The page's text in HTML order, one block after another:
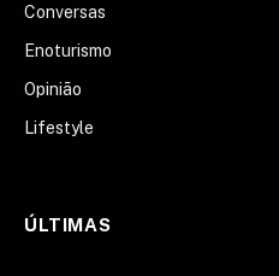
Conversas
Enoturismo
Opinião
Lifestyle
ÚLTIMAS